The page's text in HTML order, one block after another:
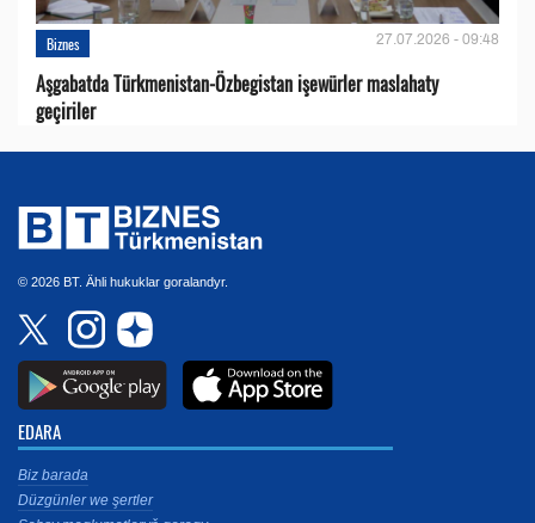
Biznes 27.07.2026 - 09:48
Aşgabatda Türkmenistan-Özbegistan işewürler maslahaty
geçiriler
© 2026 BT. Ähli hukuklar goralandyr.
EDARA
Biz barada
Düzgünler we şertler